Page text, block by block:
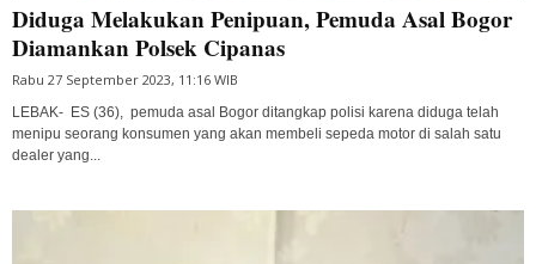
Diduga Melakukan Penipuan, Pemuda Asal Bogor
Diamankan Polsek Cipanas
Rabu 27 September 2023, 11:16 WIB
LEBAK- ES (36), pemuda asal Bogor ditangkap polisi karena diduga telah
menipu seorang konsumen yang akan membeli sepeda motor di salah satu
dealer yang...